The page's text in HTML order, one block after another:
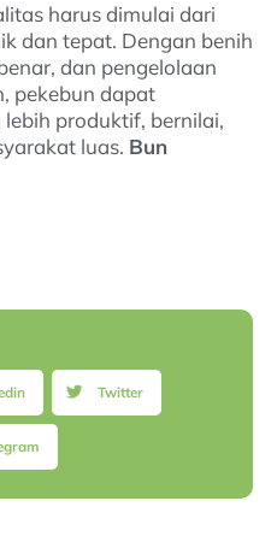
harus dimulai dari
dan tepat. Dengan benih
dan pengelolaan
pekebun dapat
produktif, bernilai,
luas. Bun
Twitter